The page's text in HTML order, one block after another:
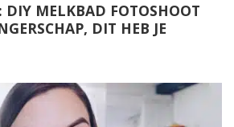
MELKBAD FOTOSHOOT
DIT HEB JE